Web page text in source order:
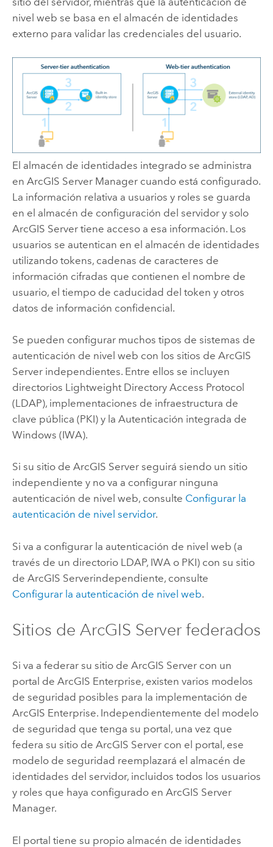
nivel web se basa en el almacén de identidades
externo para validar las credenciales del usuario.
El almacén de identidades integrado se administra
en ArcGIS Server Manager cuando está configurado.
La información relativa a usuarios y roles se guarda
en el almacén de configuración del servidor y solo
ArcGIS Servertiene acceso a esa información. Los
usuarios se autentican en el almacén de identidades
utilizando tokens, cadenas de caracteres de
información cifradas que contienen el nombre de
usuario, el tiempo de caducidad del token y otros
datos de información confidencial.
Se pueden configurar muchos tipos de sistemas de
autenticación de nivel web con los sitios de ArcGIS
Serverindependientes. Entre ellos se incluyen
directorios Lightweight Directory Access Protocol
(LDAP), implementaciones de infraestructura de
clave pública (PKI) y la Autenticación integrada de
Windows (IWA).
Si su sitio de ArcGIS Serverseguirá siendo un sitio
independiente y no va a configurar ninguna
autenticación de nivel web, consulte Configurar la
autenticación de nivel servidor.
Si va a configurar la autenticación de nivel web (a
través de un directorio LDAP, IWA o PKI) con su sitio
de ArcGIS Serverindependiente, consulte
Configurar la autenticación de nivel web.
Sitios de ArcGIS Serverfederados
Si va a federar su sitio de ArcGIS Servercon un
portal de ArcGIS Enterprise, existen varios modelos
de seguridad posibles para la implementación de
ArcGIS Enterprise. Independientemente del modelo
de seguridad que tenga su portal, una vez que
federa su sitio de ArcGIS Servercon el portal, ese
modelo de seguridad reemplazará el almacén de
identidades del servidor, incluidos todos los usuarios
y roles que haya configurado en ArcGIS Server
Manager.
El portal tiene su propio almacén de identidades